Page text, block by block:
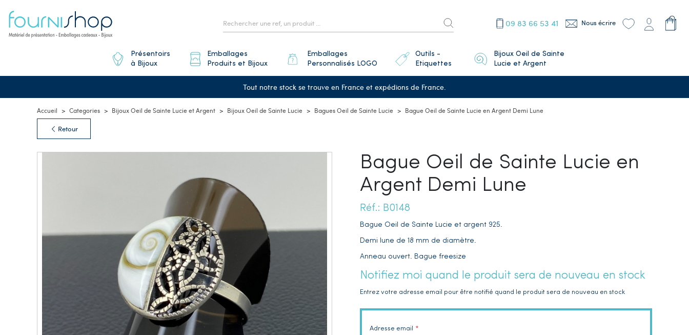
09 83 66 53 41 Nous écrire
Présentoirs
à Bijoux
Emballages
Produits et Bijoux
Emballages
Personnalisés LOGO
Outils -
Etiquettes
Bijoux Oeil de Sainte
Lucie et Argent
Tout notre stock se trouve en France et expédions de France.
Accueil Categories Bijoux Oeil de Sainte Lucie et Argent Bijoux Oeil de Sainte Lucie Bagues Oeil de Sainte Lucie Bague Oeil de Sainte Lucie en Argent Demi Lune
Retour
Bague Oeil de Sainte Lucie en
Argent Demi Lune
Réf.: B0148
Bague Oeil de Sainte Lucie et argent 925.
Demi lune de 18 mm de diamètre.
Anneau ouvert. Bague freesize
Notifiez moi quand le produit sera de nouveau en stock
Entrez votre adresse email pour être notifié quand le produit sera de nouveau en stock
Adresse email